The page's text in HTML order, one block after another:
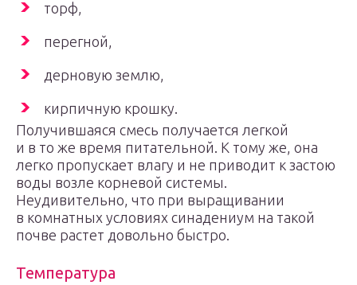
торф,
перегной,
дерновую землю,
кирпичную крошку.
Получившаяся смесь получается легкой
и в то же время питательной. К тому же, она
легко пропускает влагу и не приводит к застою
воды возле корневой системы.
Неудивительно, что при выращивании
в комнатных условиях синадениум на такой
почве растет довольно быстро.
Температура